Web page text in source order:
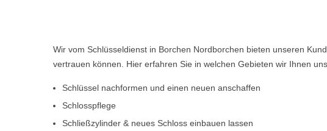
Wir vom Schlüsseldienst in Borchen Nordborchen bieten unseren
vertrauen können. Hier erfahren Sie in welchen Gebieten wir Ihnen
Schlüssel nachformen und einen neuen anschaffen
Schlosspflege
Schließzylinder & neues Schloss einbauen lassen